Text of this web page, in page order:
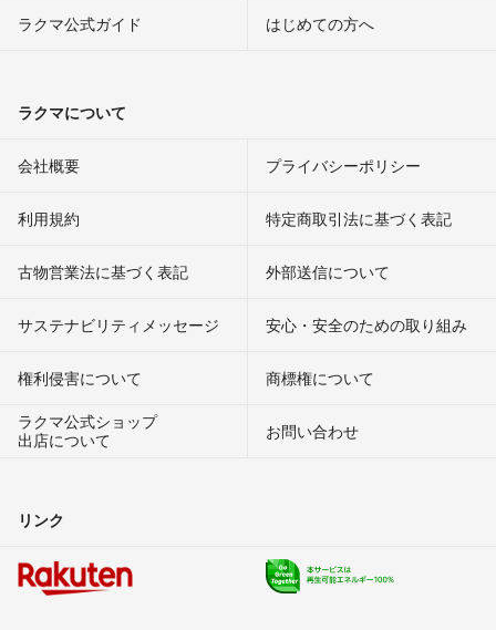
ラクマ公式ガイド はじめての方へ
ラクマについて
会社概要 プライバシーポリシー
利用規約 特定商取引法に基づく表記
古物営業法に基づく表記 外部送信について
サステナビリティメッセージ 安心・安全のための取り組み
権利侵害について
商標権について
ラクマ公式ショップ
出店について
お問い合わせ
リンク